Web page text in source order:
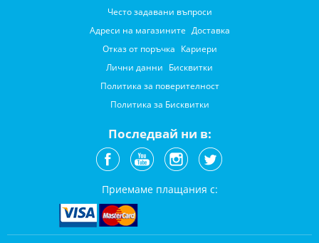
Често задавани въпроси
Адреси на магазините Доставка
Отказ от поръчка Кариери
Лични данни Бисквитки
Политика за поверителност
Политика за Бисквитки
Последвай ни в:
Приемаме плащания с: